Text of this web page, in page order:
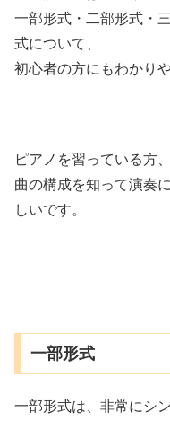
一部形式・二部形式・
式について、
初心者の方にもわかり
ピアノを習っている方
曲の構成を知って演奏
しいです。
一部形式
一部形式は、非常にシ